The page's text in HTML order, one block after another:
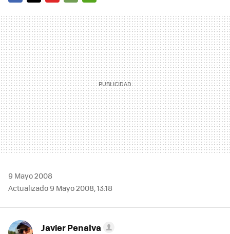
MAIL
9 Mayo 2008
Actualizado 9 Mayo 2008, 13:18
Javier Penalva